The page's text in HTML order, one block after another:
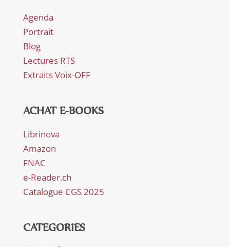
Agenda
Portrait
Blog
Lectures RTS
Extraits Voix-OFF
ACHAT E-BOOKS
Librinova
Amazon
FNAC
e-Reader.ch
Catalogue CGS 2025
CATEGORIES